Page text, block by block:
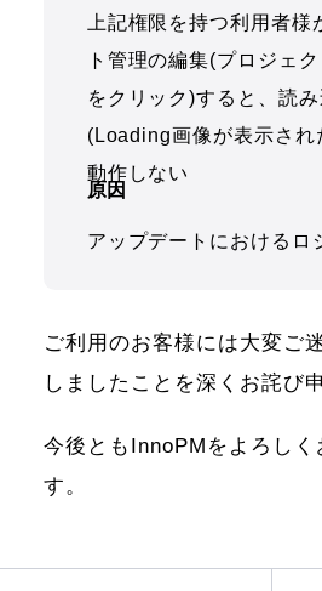
上記権限を持つ利用者様
ト管理の編集(プロジェ
をクリック)すると、読
(Loading画像が表示され
動作しない
原因
アップデートにおけるロ
ご利用のお客様には大変ご
しましたことを深くお詫び
今後ともInnoPMをよろしく
す。